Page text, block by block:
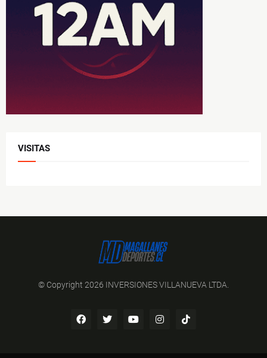
VISITAS
© Copyright 2026 INVERSIONES VILLANUEVA LTDA.